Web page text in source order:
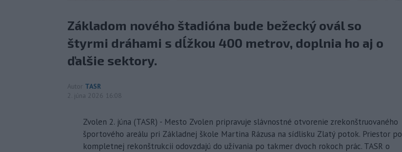
Základom nového štadióna bude bežecký ovál so
štyrmi dráhami s dĺžkou 400 metrov, doplnia ho aj o
ďalšie sektory.
Autor TASR
2. júna 2026 16:08
Zvolen 2. júna (TASR) - Mesto Zvolen pripravuje slávnostné otvorenie zrekonštruovaného
športového areálu pri Základnej škole Martina Rázusa na sídlisku Zlatý potok. Priestor po
kompletnej rekonštrukcii odovzdajú do užívania po takmer dvoch rokoch prác. TASR o